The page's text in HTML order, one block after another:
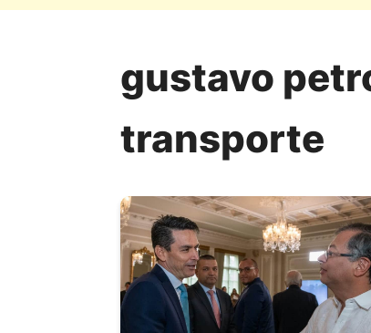
gustavo
transporte